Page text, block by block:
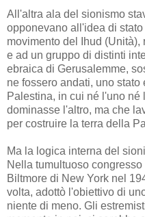
All'altra ala del sionismo
opponevano all'idea di
movimento del Ihud
e ad un gruppo di distinti
ebraica di Gerusalemme,
ne fossero andati, uno
Palestina, in cui né l'uno
dominasse l'altro, ma che
per costruire la terra della
Ma la logica interna del
Nella tumultuoso
Biltmore di New York nel
volta, adottò l'obiettivo di
niente di meno. Gli